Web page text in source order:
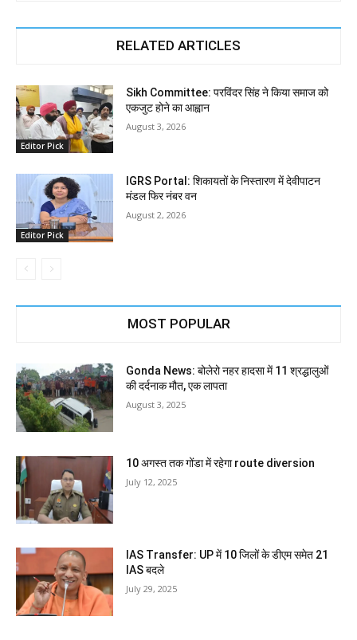
RELATED ARTICLES
Editor Pick
Sikh Committee: परविंदर सिंह ने किया समाज को
एकजुट होने का आह्वान
August 3, 2026
Editor Pick
IGRS Portal: शिकायतों के निस्तारण में देवीपाटन
मंडल फिर नंबर वन
August 2, 2026
MOST POPULAR
Gonda News: बोलेरो नहर हादसा में 11 श्रद्धालुओं
की दर्दनाक मौत, एक लापता
August 3, 2025
10 अगस्त तक गोंडा में रहेगा route diversion
July 12, 2025
IAS Transfer: UP में 10 जिलों के डीएम समेत 21
IAS बदले
July 29, 2025